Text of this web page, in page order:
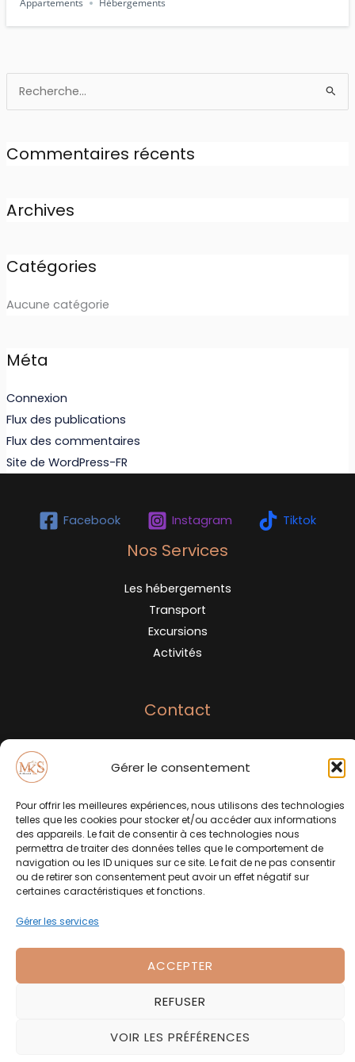
Gérer le consentement
Pour offrir les meilleures expériences, nous utilisons des technologies
telles que les cookies pour stocker et/ou accéder aux informations
des appareils. Le fait de consentir à ces technologies nous
permettra de traiter des données telles que le comportement de
navigation ou les ID uniques sur ce site. Le fait de ne pas consentir
ou de retirer son consentement peut avoir un effet négatif sur
certaines caractéristiques et fonctions.
Gérer les services
ACCEPTER
REFUSER
VOIR LES PRÉFÉRENCES
Appartements
Hébergements
Rechercher :
Commentaires récents
Archives
Catégories
Aucune catégorie
Méta
Connexion
Flux des publications
Flux des commentaires
Site de WordPress-FR
Facebook Instagram Tiktok
Nos Services
Les hébergements
Transport
Excursions
Activités
Contact
+(212) 629 004 988
Liens Rapides
Politique de confidentialité
Politique de cookies (UE)
Copyright © 2026 MKS in Marrakech